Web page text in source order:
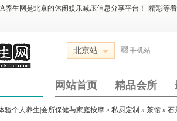
养生网是北京的休闲娱乐减压信息分享平台！
精彩等
北京站 手机站
网站首页 精品会所
验个人养生|会所保健与家庭按摩 » 私厨定制 » 茶馆 » 石